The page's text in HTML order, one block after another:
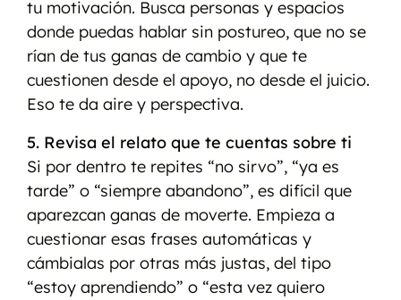
tu motivación. Busca personas y espacios
donde puedas hablar sin postureo, que no se
rían de tus ganas de cambio y que te
cuestionen desde el apoyo, no desde el juicio.
Eso te da aire y perspectiva.
5. Revisa el relato que te cuentas sobre ti
Si por dentro te repites “no sirvo”, “ya es
tarde” o “siempre abandono”, es difícil que
aparezcan ganas de moverte. Empieza a
cuestionar esas frases automáticas y
cámbialas por otras más justas, del tipo
“estoy aprendiendo” o “esta vez quiero